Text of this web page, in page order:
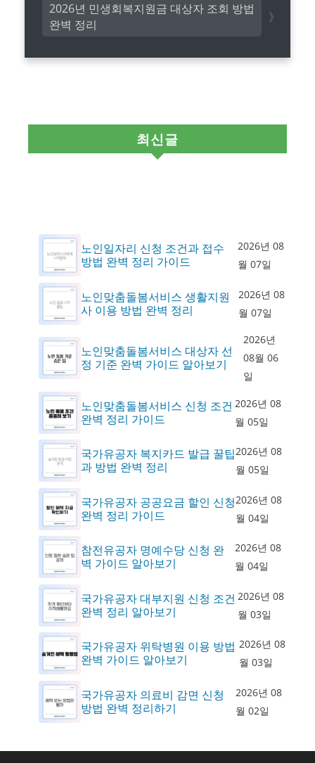
2026년 민생회복지원금 대상자 조회 방법
완벽 정리
최신글
노인일자리 신청 조건과 접수
방법 완벽 정리 가이드
2026년 08
월 07일
노인맞춤돌봄서비스 생활지원
사 이용 방법 완벽 정리
2026년 08
월 07일
노인맞춤돌봄서비스 대상자 선
정 기준 완벽 가이드 알아보기
2026년
08월 06
일
노인맞춤돌봄서비스 신청 조건
완벽 정리 가이드
2026년 08
월 05일
국가유공자 복지카드 발급 꿀팁
과 방법 완벽 정리
2026년 08
월 05일
국가유공자 공공요금 할인 신청
완벽 정리 가이드
2026년 08
월 04일
참전유공자 명예수당 신청 완
벽 가이드 알아보기
2026년 08
월 04일
국가유공자 대부지원 신청 조건
완벽 정리 알아보기
2026년 08
월 03일
국가유공자 위탁병원 이용 방법
완벽 가이드 알아보기
2026년 08
월 03일
국가유공자 의료비 감면 신청
방법 완벽 정리하기
2026년 08
월 02일